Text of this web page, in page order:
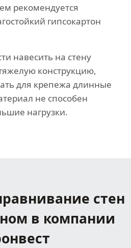
рекомендуется
гипсокартон
навесить на стену
конструкцию,
для крепежа длинные
не способен
нагрузки.
стен
в компании